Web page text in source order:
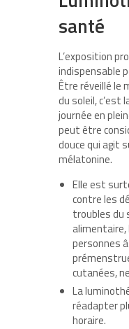
santé
L’exposition
indispensable
Être réveillé le
du soleil, c’est
journée en
peut être
douce qui agit
mélatonine.
Elle est
contre les
troubles du
alimentaire,
personnes
cutanées,
La
réadapter
horaire.